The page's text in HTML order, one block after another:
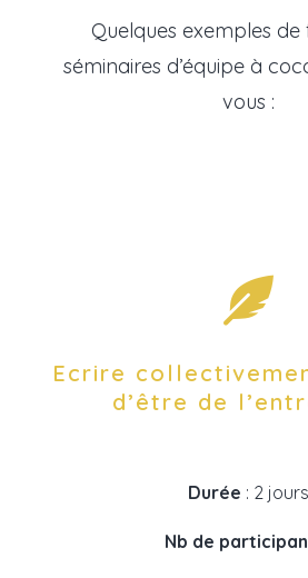
Quelques exemples
séminaires d’équipe à
vous :

Ecrire
d’être de
Durée : 2 jours
Nb de